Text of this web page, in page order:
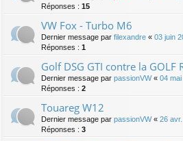
Réponses : 15
VW Fox - Turbo M6
Dernier message par filexandre « 03 juin
Réponses : 1
Golf DSG GTI contre la GOLF
Dernier message par passionVW« 04
Réponses : 2
Touareg W12
Dernier message par passionVW« 26
Réponses : 3